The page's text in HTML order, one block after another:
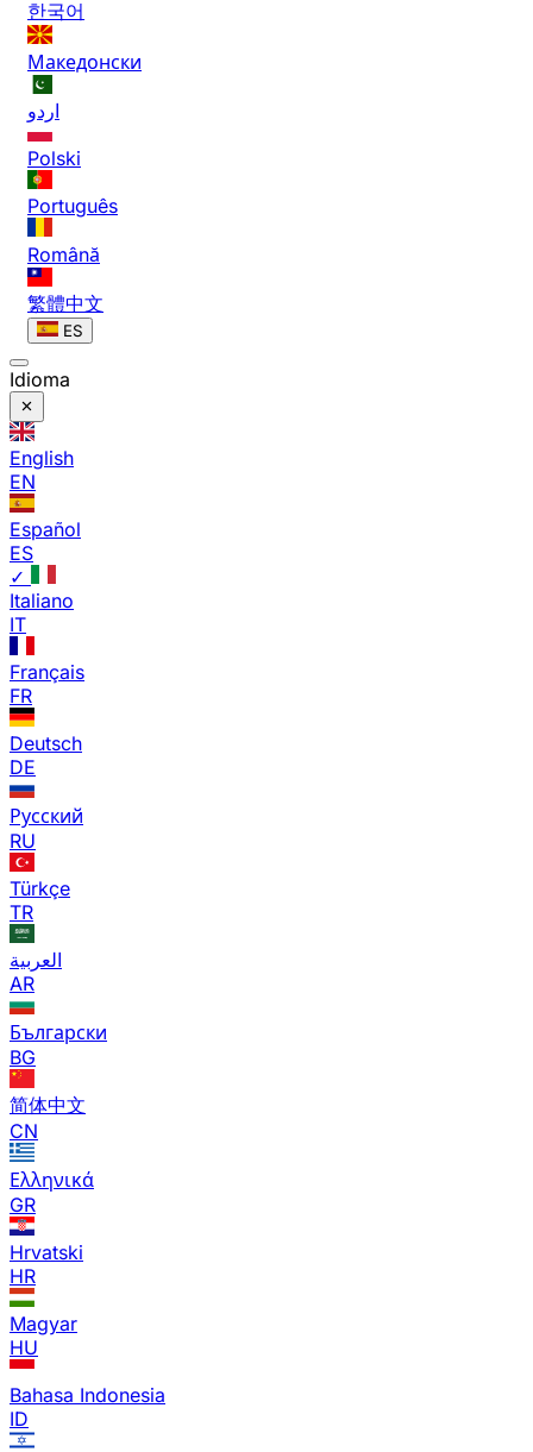
한국어
Македонски
اردو
Polski
Português
Română
繁體中文
ES
Idioma
English
EN
Español
ES
✓
Italiano
IT
Français
FR
Deutsch
DE
Русский
RU
Türkçe
TR
العربية
AR
Български
BG
简体中文
CN
Ελληνικά
GR
Hrvatski
HR
Magyar
HU
Bahasa Indonesia
ID